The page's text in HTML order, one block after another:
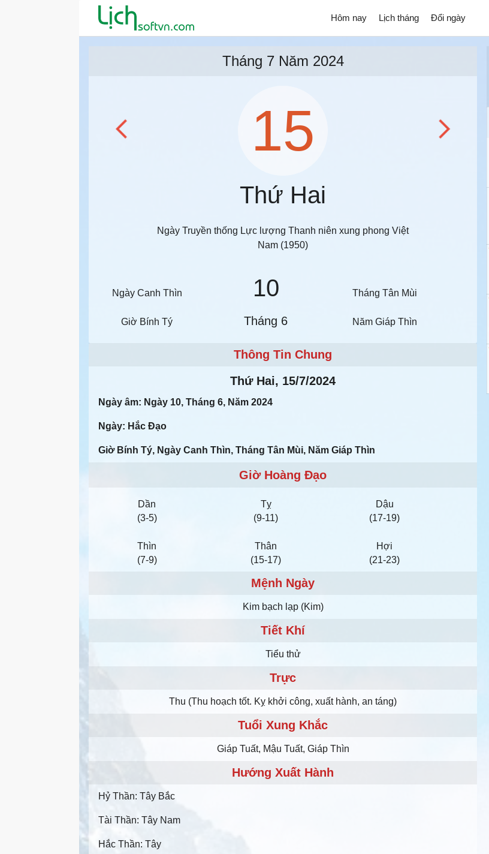
Hôm nay Lịch tháng Đổi ngày
Tháng 7 Năm 2024
15
Thứ Hai
Ngày Truyền thống Lực lượng Thanh niên xung phong Việt
Nam (1950)
Ngày Canh Thìn 10 Tháng Tân Mùi
Giờ Bính Tý Tháng 6 Năm Giáp Thìn
Thông Tin Chung
Thứ Hai, 15/7/2024
Ngày âm: Ngày 10, Tháng 6, Năm 2024
Ngày: Hắc Đạo
Giờ Bính Tý, Ngày Canh Thìn, Tháng Tân Mùi, Năm Giáp Thìn
Giờ Hoàng Đạo
Dần
(3-5)
Tỵ
(9-11)
Dậu
(17-19)
Thìn
(7-9)
Thân
(15-17)
Hợi
(21-23)
Mệnh Ngày
Kim bạch lạp (Kim)
Tiết Khí
Tiểu thử
Trực
Thu (Thu hoạch tốt. Kỵ khởi công, xuất hành, an táng)
Tuổi Xung Khắc
Giáp Tuất, Mậu Tuất, Giáp Thìn
Hướng Xuất Hành
Hỷ Thần: Tây Bắc
Tài Thần: Tây Nam
Hắc Thần: Tây